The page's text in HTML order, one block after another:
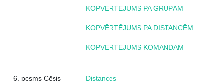
KOPVĒRTĒJUMS PA GRUPĀM
KOPVĒRTĒJUMS PA DISTANCĒM
KOPVĒRTĒJUMS KOMANDĀM
6. posms Cēsis Distances